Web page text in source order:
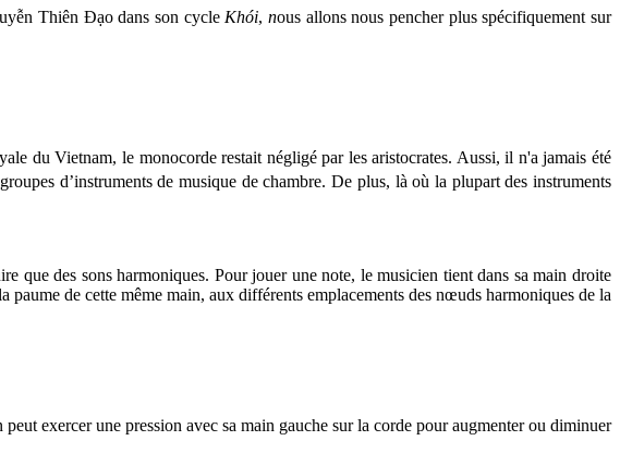
Thiên Đạo dans son cycle Khói, nous allons nous pencher plus spécifiquement sur
du Vietnam, le monocorde restait négligé par les aristocrates. Aussi, il n'a jamais été
d’instruments de musique de chambre. De plus, là où la plupart des instruments
que des sons harmoniques. Pour jouer une note, le musicien tient dans sa main droite
de cette même main, aux différents emplacements des nœuds harmoniques de la
peut exercer une pression avec sa main gauche sur la corde pour augmenter ou diminuer